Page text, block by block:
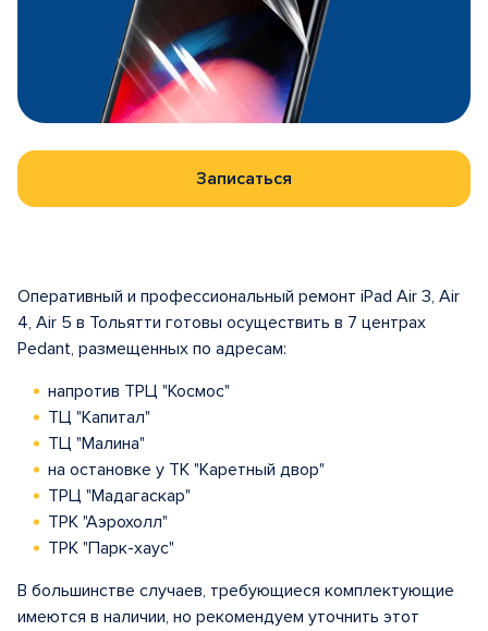
Записаться
Оперативный и профессиональный ремонт iPad Air 3, Air
4, Air 5 в Тольятти готовы осуществить в 7 центрах
Pedant, размещенных по адресам:
напротив ТРЦ "Космос"
ТЦ "Капитал"
ТЦ "Малина"
на остановке у ТК "Каретный двор"
ТРЦ "Мадагаскар"
ТРК "Аэрохолл"
ТРК "Парк-хаус"
В большинстве случаев, требующиеся комплектующие
имеются в наличии, но рекомендуем уточнить этот